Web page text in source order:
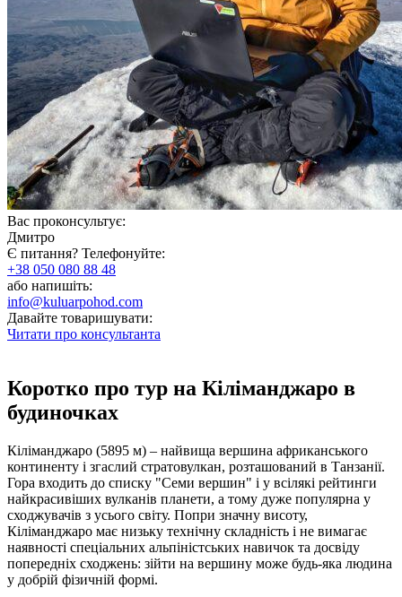
Вас проконсультує:
Дмитро
Є питання? Телефонуйте:
+38 050 080 88 48
або напишіть:
info@kuluarpohod.com
Давайте товаришувати:
Читати про консультанта
Коротко про тур на Кіліманджаро в
будиночках
Кіліманджаро (5895 м) – найвища вершина африканського
континенту і згаслий стратовулкан, розташований в Танзанії.
Гора входить до списку "Семи вершин" і у всілякі рейтинги
найкрасивіших вулканів планети, а тому дуже популярна у
сходжувачів з усього світу. Попри значну висоту,
Кіліманджаро має низьку технічну складність і не вимагає
наявності спеціальних альпіністських навичок та досвіду
попередніх сходжень: зійти на вершину може будь-яка людина
у добрій фізичній формі.